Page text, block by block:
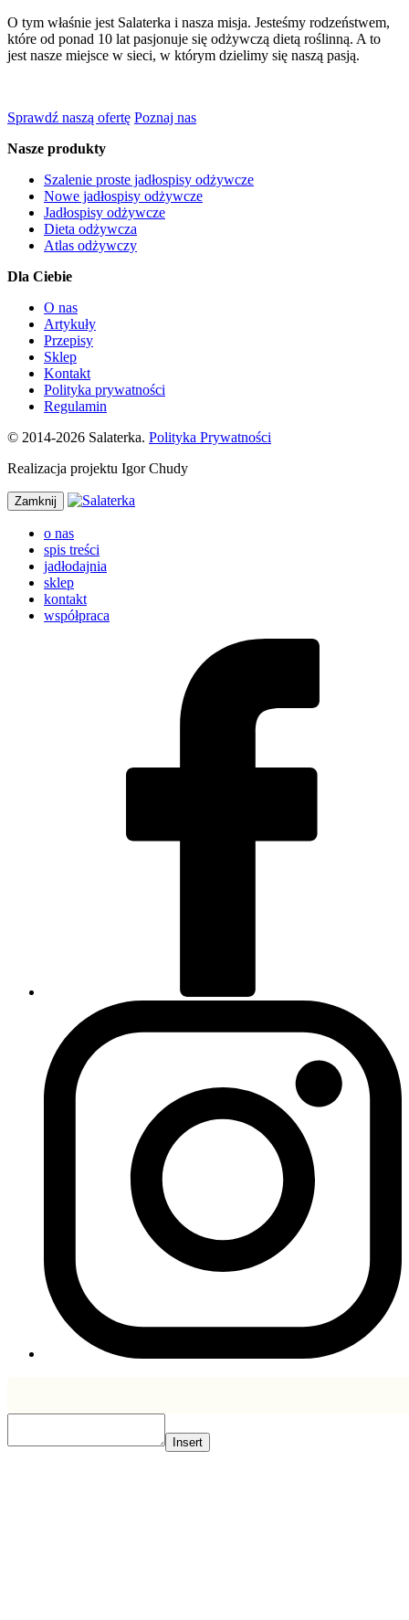
O tym właśnie jest Salaterka i nasza misja. Jesteśmy rodzeństwem,
które od ponad 10 lat pasjonuje się odżywczą dietą roślinną. A to
jest nasze miejsce w sieci, w którym dzielimy się naszą pasją.
Sprawdź naszą ofertę Poznaj nas
Nasze produkty
Szalenie proste jadłospisy odżywcze
Nowe jadłospisy odżywcze
Jadłospisy odżywcze
Dieta odżywcza
Atlas odżywczy
Dla Ciebie
O nas
Artykuły
Przepisy
Sklep
Kontakt
Polityka prywatności
Regulamin
© 2014-2026 Salaterka. Polityka Prywatności
Realizacja projektu Igor Chudy
Zamknij
o nas
spis treści
jadłodajnia
sklep
kontakt
współpraca
Insert